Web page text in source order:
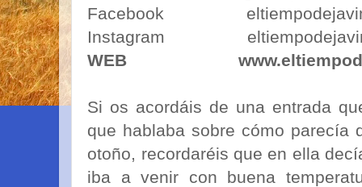
Facebook
Instagram
WEB
Si os acordáis de una entrada
que hablaba sobre cómo parecía
otoño, recordaréis que en ella
iba a venir con buena